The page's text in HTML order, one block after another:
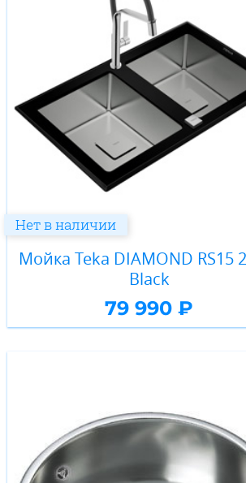
Мойка Teka DIAMOND RS15
Black
79 990 ₽
Нет в наличии